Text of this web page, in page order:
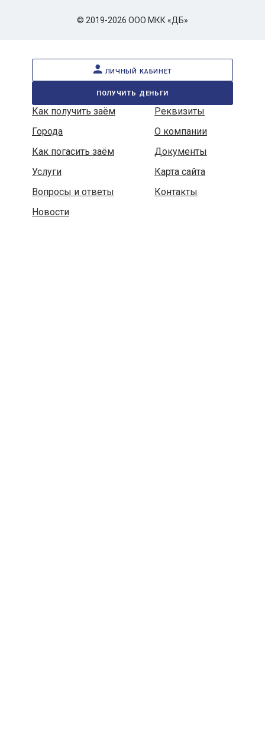
© 2019-2026 ООО МКК «ДБ»
личный кабинет
получить деньги
Как получить заём
Реквизиты
Города
О компании
Как погасить заём
Документы
Услуги
Карта сайта
Вопросы и ответы
Контакты
Новости